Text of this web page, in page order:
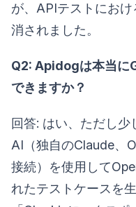
が、APIテストにお
消されました。
Q2: Apidogは本当に
できますか？
回答: はい、ただし
AI（独自のClaude、
接続）を使用して
れたテストケースを